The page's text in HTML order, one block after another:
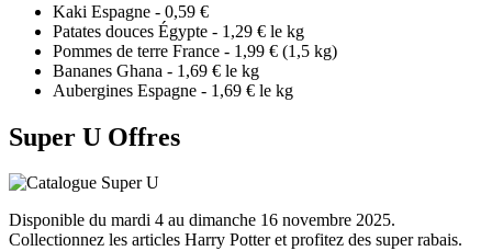
Kaki Espagne - 0,59 €
Patates douces Égypte - 1,29 € le kg
Pommes de terre France - 1,99 € (1,5 kg)
Bananes Ghana - 1,69 € le kg
Aubergines Espagne - 1,69 € le kg
Super U Offres
Disponible du mardi 4 au dimanche 16 novembre 2025.
Collectionnez les articles Harry Potter et profitez des super rabais.